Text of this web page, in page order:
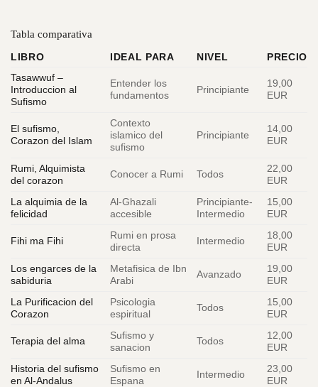
Tabla comparativa
LIBRO IDEAL PARA NIVEL
PRECIO
Tasawwuf –
Introduccion al
Sufismo
Entender los
fundamentos
Principiante
19,00
EUR
El sufismo,
Corazon del Islam
Contexto
islamico del
sufismo
Principiante
14,00
EUR
Rumi, Alquimista
del corazon
Conocer a Rumi Todos
22,00
EUR
La alquimia de la
felicidad
Al-Ghazali
accesible
Principiante-
Intermedio
15,00
EUR
Fihi ma Fihi
Rumi en prosa
directa
Intermedio
18,00
EUR
Los engarces de la
sabiduria
Metafisica de Ibn
Arabi
Avanzado
19,00
EUR
La Purificacion del
Corazon
Psicologia
espiritual
Todos
15,00
EUR
Terapia del alma
Sufismo y
sanacion
Todos
12,00
EUR
Historia del sufismo
en Al-Andalus
Sufismo en
Espana
Intermedio
23,00
EUR